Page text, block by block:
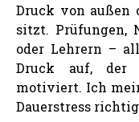
Druck von außen
sitzt. Prüfungen,
oder Lehrern –
Druck auf, der
motiviert. Ich
Dauerstress